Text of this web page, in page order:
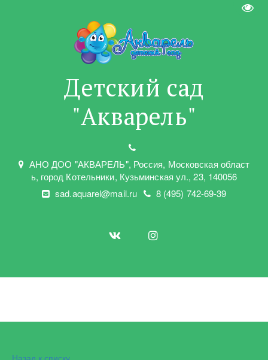
Детский сад
"Акварель"
АНО ДОО "АКВАРЕЛЬ", Россия, Московская област
ь, город Котельники, Кузьминская ул.,23, 140056
sad.aquarel@mail.ru
8 (495) 742-69-39
Назад к списку